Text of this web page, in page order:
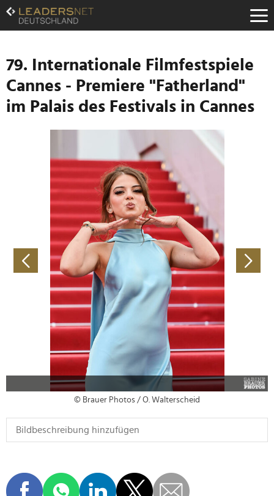
Zum
Inhalt
Zur
Navigation
Zur
Hauptnavigation
79. Internationale Filmfestspiele
Cannes - Premiere "Fatherland"
im Palais des Festivals in Cannes
© Brauer Photos / O. Walterscheid